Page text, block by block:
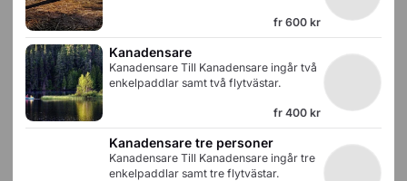
Kajaken är inte lämplig för tre vuxna.
Sittbrunn i mitten är lagom för ett
mindre barn på omkring max 140 cm.
fr600 kr
Kanadensare
Kanadensare Till Kanadensare ingår två
enkelpaddlar samt två flytvästar.
fr400 kr
Kanadensare tre personer
Kanadensare Till Kanadensare ingår tre
enkelpaddlar samt tre flytvästar.